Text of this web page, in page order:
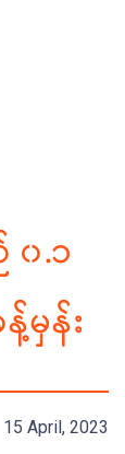
၀.၁
မှန်း
15 April, 2023